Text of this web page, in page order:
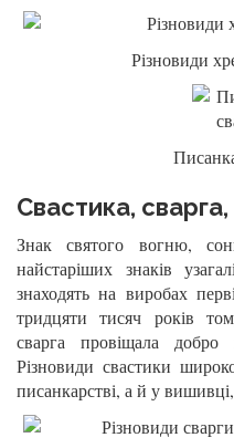
Різновиди
Свастика,
Знак святого вогню,
найстаріших знаків
знаходять на виробах
тридцяти тисяч років
сварга провіщала
Різновиди свастики
писанкарстві, а й у вишивці,